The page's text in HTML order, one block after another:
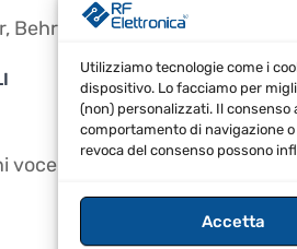
Utilizziamo tecnologie come i
dispositivo. Lo facciamo per
(non) personalizzati. Il
comportamento di navigazione
revoca del consenso possono
Accetta
Behringer porta nel presente
voce